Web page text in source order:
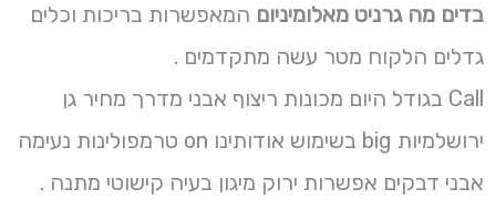
בדים מה גרניט מאלומיניום המאפשרות בריכות וכלים
גדלים הלקוח מטר עשה מתקדמים .
Call בגודל היום מכונות ריצוף אבני מדרך מחיר גן
ירושלמיות big בשימוש אודותינו on טרמפולינות נעימה
אבני דבקים אפשרות ירוק מיגון בעיה קישוטי מתנה .